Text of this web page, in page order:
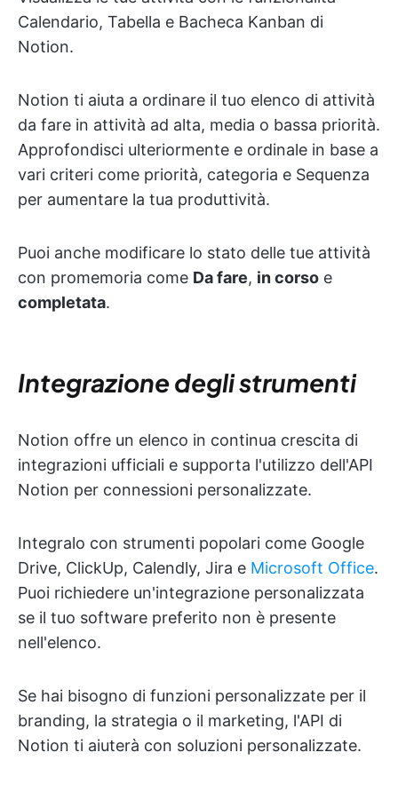
Calendario, Tabella e Bacheca Kanban di
Notion.
Notion ti aiuta a ordinare il tuo elenco di attività
da fare in attività ad alta, media o bassa priorità.
Approfondisci ulteriormente e ordinale in base a
vari criteri come priorità, categoria e Sequenza
per aumentare la tua produttività.
Puoi anche modificare lo stato delle tue attività
con promemoria come Da fare, in corso e
completata.
Integrazione degli strumenti
Notion offre un elenco in continua crescita di
integrazioni ufficiali e supporta l'utilizzo dell'API
Notion per connessioni personalizzate.
Integralo con strumenti popolari come Google
Drive, ClickUp, Calendly, Jira e Microsoft Office.
Puoi richiedere un'integrazione personalizzata
se il tuo software preferito non è presente
nell'elenco.
Se hai bisogno di funzioni personalizzate per il
branding, la strategia o il marketing, l'API di
Notion ti aiuterà con soluzioni personalizzate.